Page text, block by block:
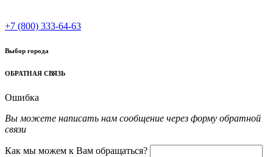
+7 (800) 333-64-63
Выбор города
ОБРАТНАЯ СВЯЗЬ
Ошибка
Вы можете написать нам сообщение через форму обратной
связи
Как мы можем к Вам обращаться?